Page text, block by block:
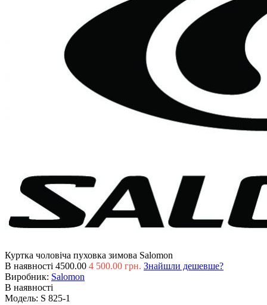
Куртка чоловіча пуховка зимова Salomon
В наявності 4500.00 4 500.00 грн. Знайшли дешевше?
Виробник: Salomon
В наявності
Модель: S 825-1